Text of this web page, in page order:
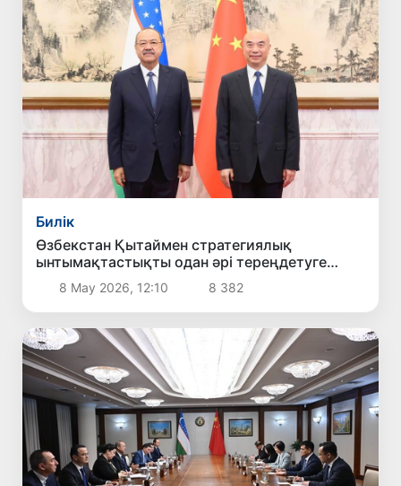
Билік
Өзбекстан Қытаймен стратегиялық
ынтымақтастықты одан әрі тереңдетуге
мүдделі екенін мәлімдеді
8 Мау 2026, 12:10 8 382